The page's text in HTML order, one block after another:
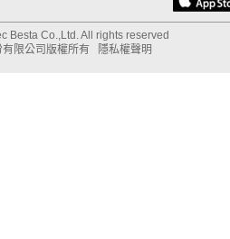
Besta Co.,Ltd. All rights reserved
限公司版權所有
隱私權聲明